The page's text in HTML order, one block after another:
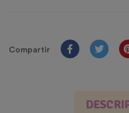
Compartir